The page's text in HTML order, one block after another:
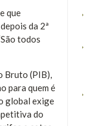
que
da 2ª
todos
Bruto (PIB),
para quem é
global exige
do